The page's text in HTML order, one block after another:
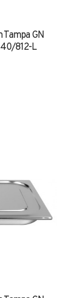
Tampa GN
812-L